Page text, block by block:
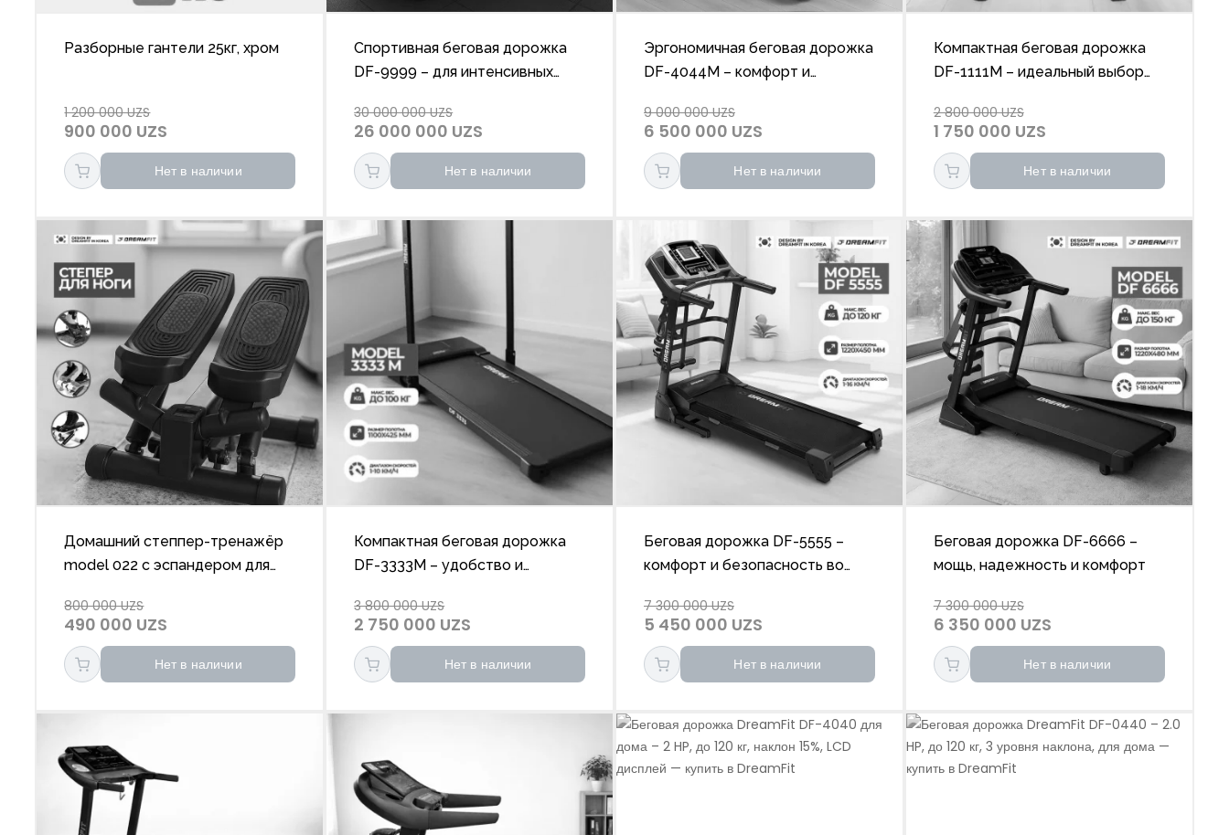
Разборные гантели 25кг, хром
1 200 000 UZS
900 000 UZS
Нет в наличии
Спортивная беговая дорожка
DF-9999 – для интенсивных
30 000 000 UZS
26 000 000 UZS
Нет в наличии
Эргономичная беговая дорожка
DF-4044M – комфорт и
9 000 000 UZS
6 500 000 UZS
Нет в наличии
Компактная беговая дорожка
DF-1111M – идеальный выбор
2 800 000 UZS
1 750 000 UZS
Нет в наличии
Домашний степпер-тренажёр
model 022 с эспандером для
800 000 UZS
490 000 UZS
Нет в наличии
Компактная беговая дорожка
DF-3333M – удобство и
3 800 000 UZS
2 750 000 UZS
Нет в наличии
Беговая дорожка DF-5555 –
комфорт и безопасность во
7 300 000 UZS
5 450 000 UZS
Нет в наличии
Беговая дорожка DF-6666 –
мощь, надежность и комфорт
7 300 000 UZS
6 350 000 UZS
Нет в наличии